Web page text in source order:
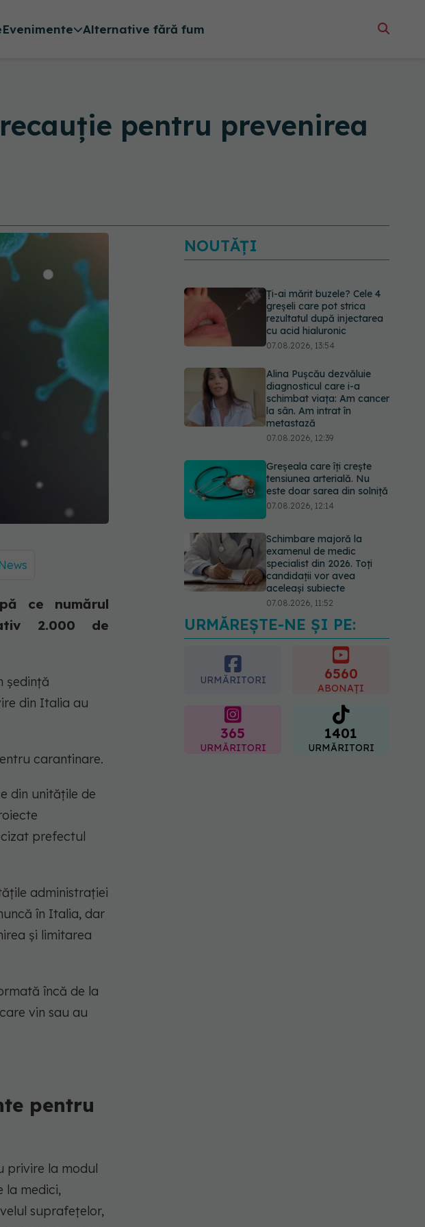
Evenimente Alternative fără fum
pentru prevenirea
ce numărul
2.000 de
ședință
din Italia au
carantinare.
din unitățile de
prefectul
administrației
în Italia, dar
și limitarea
încă de la
vin sau au
pentru
privire la modul
la medici,
suprafețelor,
NOUTĂȚI
Ți-ai mărit buzele? Cele 4
greșeli care pot strica
rezultatul după injectarea
cu acid hialuronic
07.08.2026, 13:54
Alina Pușcău dezvăluie
diagnosticul care i-a
schimbat viața: Am cancer
la sân. Am intrat în
metastază
07.08.2026, 12:39
Greșeala care îți crește
tensiunea arterială. Nu
este doar sarea din solniță
07.08.2026, 12:14
Schimbare majoră la
examenul de medic
specialist din 2026. Toți
candidații vor avea
aceleași subiecte
07.08.2026, 11:52
Cât durează simptomele
URMĂREȘTE-NE ȘI PE:
URMĂRITORI 6560
ABONAȚI
365
URMĂRITORI
1401
URMĂRITORI